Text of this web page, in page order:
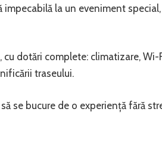
la un eveniment
dotări complete: climatizare,
traseului.
se bucure de o experiență fără